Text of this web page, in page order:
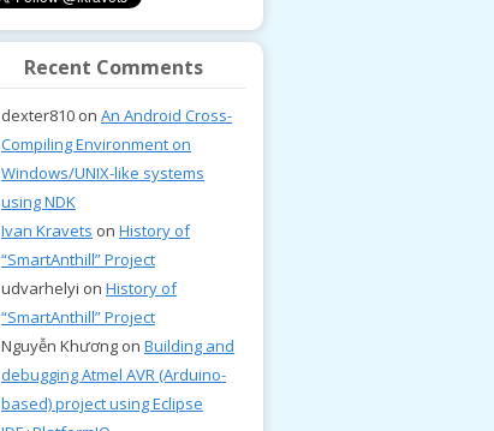
Recent Comments
dexter810 on An Android Cross-
Compiling Environment on
Windows/UNIX-like systems
using NDK
Ivan Kravets on History of
“SmartAnthill” Project
udvarhelyi on History of
“SmartAnthill” Project
Nguyễn Khương on Building and
debugging Atmel AVR (Arduino-
based) project using Eclipse